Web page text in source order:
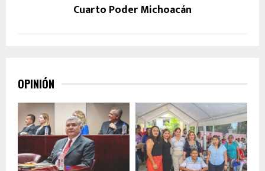
Cuarto Poder Michoacán
OPINIÓN